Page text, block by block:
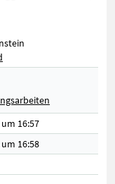
16:57
16:58